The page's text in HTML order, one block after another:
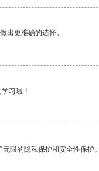
出更准确的选择。
习啦！
限的隐私保护和安全性保护